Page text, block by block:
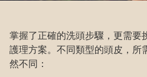
掌握了正確的洗頭步驟，更需要
護理方案。不同類型的頭皮，所
然不同：